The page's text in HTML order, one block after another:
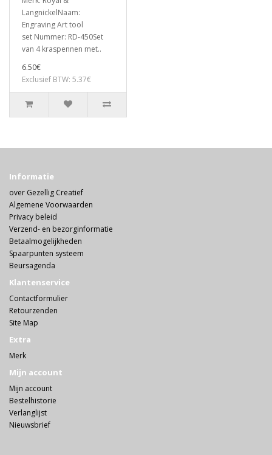
LangnickelNaam:
Engraving Art tool
set Nummer: RD-450Set
van 4 kraspennen met..
6.50€
Exclusief BTW: 5.37€
Informatie
over Gezellig Creatief
Algemene Voorwaarden
Privacy beleid
Verzend- en bezorginformatie
Betaalmogelijkheden
Spaarpunten systeem
Beursagenda
Klantenservice
Contactformulier
Retourzenden
Site Map
Extra
Merk
Mijn account
Mijn account
Bestelhistorie
Verlanglijst
Nieuwsbrief